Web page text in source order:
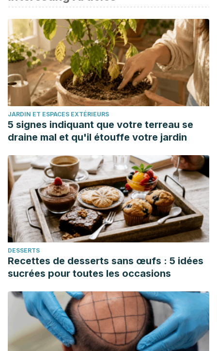
Urquizo Aréstegui, R. (2014). Lactancia materna exclusiva:
¿siempre? Revista Peruana de Ginecología y Obstetricia,
60(2), 171-176.
Rennison, Michelle E., et al. “Inhibition of constitutive
protein secretion from lactating mouse mammary epithelial
cells by FIL (feedback inhibitor of lactation), a secreted
milk protein.”Journal of Cell Science106.2 (1993): 641-648.
Matthes, A. D. C. S., & Sgrignoli, R. B. (2009). Definición de
senos normales para mujeres en Menacme. Revista Latino-
Americana de Enfermagem, 17, 108-112.
Téllez-Olvera, Alejandro, Jorge Romero-Álvarez, and
Miguel Ángel Salgado-Molina. “Poland’s syndrome. Case
report.”Revista Médica del Instituto Mexicano del Seguro
Social48.1 (2010): 79-82.
JARDIN ET ESPACES EXTÉRIEURS
5 signes indiquant que votre terreau se
draine mal et qu'il étouffe votre jardin
DESSERTS
Recettes de desserts sans œufs : 5 idées
sucrées pour toutes les occasions